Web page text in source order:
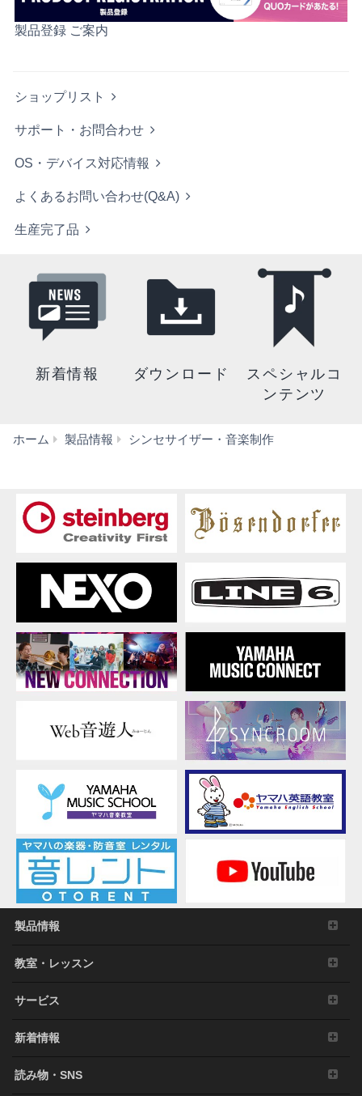
製品登録 ご案内
ショップリスト
サポート・お問合わせ
OS・デバイス対応情報
よくあるお問い合わせ(Q&A)
生産完了品
新着情報 ダウンロード
スペシャルコ
ンテンツ
ホーム 製品情報 シンセサイザー・音楽制作
ザ
製品情報
教室・レッスン
サービス
新着情報
読み物・SNS